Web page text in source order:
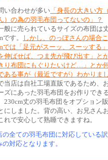
い合わせが多い 「身長の大きい方
）の為の羽毛布団ってないの」？
般に売られているサイズの布団は
です。
しかし、のっぽさんの場合
では「足元がスーッ、スーッする
伸ばせば、つま先が飛び出す」と
り布団にもぐりたいけど…」とか
ある事が（最近ですが）わかりま
当店は自社工場直販であるため、
ズにあった羽毛布団をお作りでき
230cm丈の羽毛布団をオプション
にしました。背の高い、お兄さん
れで安心して熟睡できますね。
全ての羽毛布団に対応している
の対応となります。